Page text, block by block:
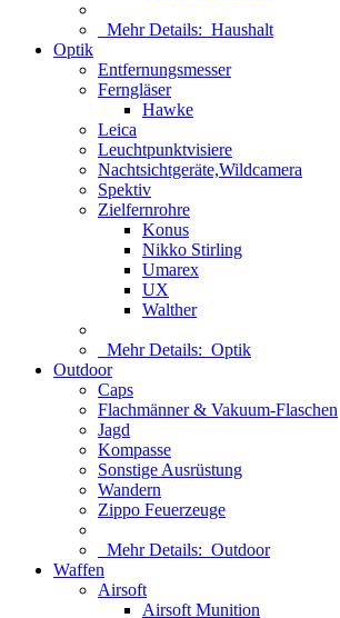
Mehr Details: Haushalt
Optik
Entfernungsmesser
Ferngläser
Hawke
Leica
Leuchtpunktvisiere
Nachtsichtgeräte,Wildcamera
Spektiv
Zielfernrohre
Konus
Nikko Stirling
Umarex
UX
Walther
Mehr Details: Optik
Outdoor
Caps
Flachmänner & Vakuum-Flaschen
Jagd
Kompasse
Sonstige Ausrüstung
Wandern
Zippo Feuerzeuge
Mehr Details: Outdoor
Waffen
Airsoft
Airsoft Munition